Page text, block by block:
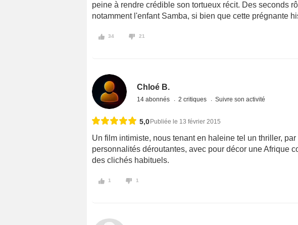
peine à rendre crédible son tortueux récit. Des seconds
notamment l'enfant Samba, si bien que cette prégnante
34 21
Chloé B.
14 abonnés 2 critiques Suivre son activité
5,0Publiée le 13 février 2015
Un film intimiste, nous tenant en haleine tel un thriller,
personnalités déroutantes, avec pour décor une Afrique
des clichés habituels.
1 1